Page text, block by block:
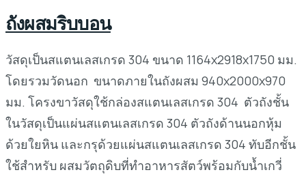
ถังผสมริบบอน
วัสดุเป็นสแตนเลสเกรด 304 ขนาด 1164x2918x1750 มม.
โดยรวมวัดนอก ขนาดภายในถังผสม 940x2000x970
มม. โครงขาวัสดุใช้กล่องสแตนเลสเกรด 304 ตัวถังชั้น
ในวัสดุเป็นแผ่นสแตนเลสเกรด 304 ตัวถังด้านนอกหุ้ม
ด้วยใยหิน และกรุด้วยแผ่นสแตนเลสเกรด 304 ทับอีกชั้น
ใช้สำหรับ ผสมวัตถุดิบที่ทำอาหารสัตว์พร้อมกับน้ำเกวี่